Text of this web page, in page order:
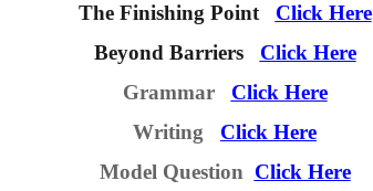
The Finishing Point
Click Here
Beyond Barriers
Click Here
Grammar Click Here
Writing Click Here
Model Question Click Here